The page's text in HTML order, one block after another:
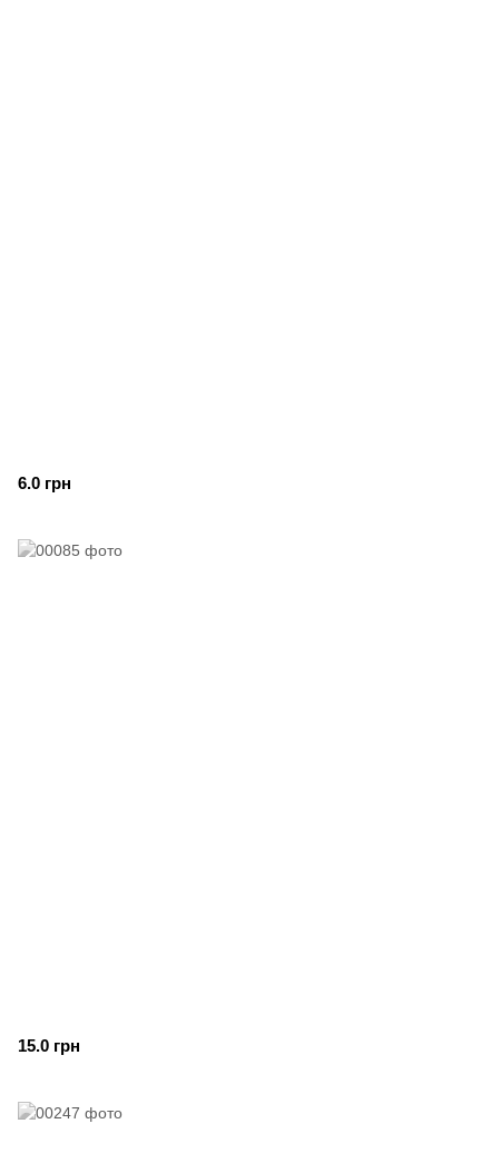
6.0 грн
15.0 грн